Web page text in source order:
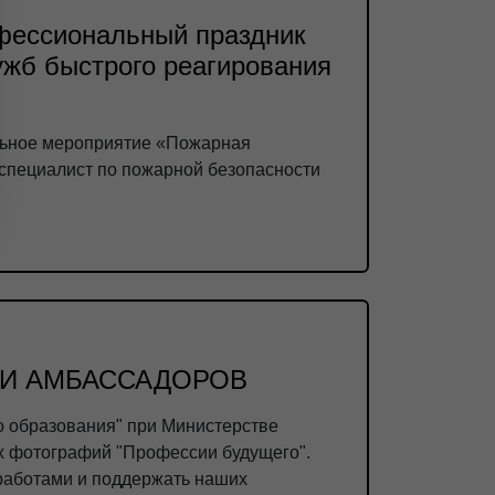
праздник
быстрого реагирования
мероприятие «Пожарная
по пожарной безопасности
АМБАССАДОРОВ
при Министерстве
фотографий "Профессии будущего".
и поддержать наших